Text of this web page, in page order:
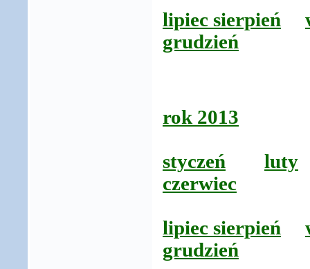
lipiec sierpień
grudzień
rok 2013
styczeń
luty
czerwiec
lipiec sierpień
grudzień